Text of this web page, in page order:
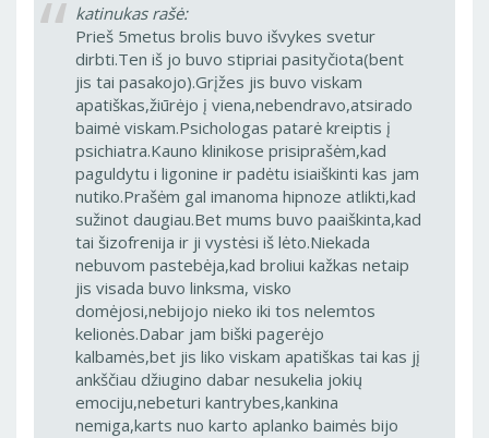
katinukas rašė:
Prieš 5metus brolis buvo išvykes svetur
dirbti.Ten iš jo buvo stipriai pasityčiota(bent
jis tai pasakojo).Grįžes jis buvo viskam
apatiškas,žiūrėjo į viena,nebendravo,atsirado
baimė viskam.Psichologas patarė kreiptis į
psichiatra.Kauno klinikose prisiprašėm,kad
paguldytu i ligonine ir padėtu isiaiškinti kas jam
nutiko.Prašėm gal imanoma hipnoze atlikti,kad
sužinot daugiau.Bet mums buvo paaiškinta,kad
tai šizofrenija ir ji vystėsi iš lėto.Niekada
nebuvom pastebėja,kad broliui kažkas netaip
jis visada buvo linksma, visko
domėjosi,nebijojo nieko iki tos nelemtos
kelionės.Dabar jam biški pagerėjo
kalbamės,bet jis liko viskam apatiškas tai kas jį
ankščiau džiugino dabar nesukelia jokių
emociju,nebeturi kantrybes,kankina
nemiga,karts nuo karto aplanko baimės bijo